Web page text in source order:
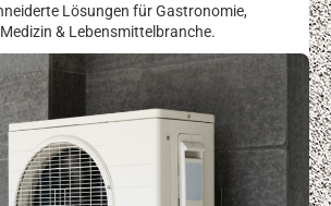
Lösungen für Gastronomie,
& Lebensmittelbranche.